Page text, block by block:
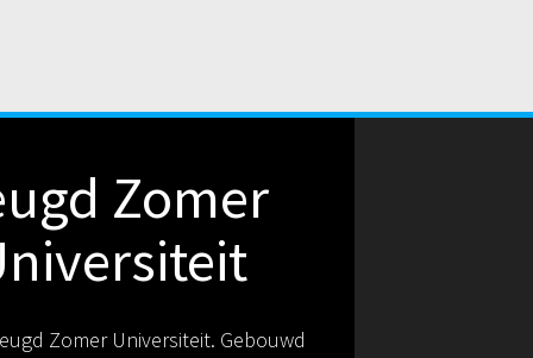
Zomer
Zomer Universiteit. Gebouwd